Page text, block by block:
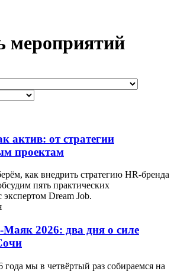
мероприятий
актив: от стратегии
проектам
как внедрить стратегию HR-бренда
пять практических
Dream Job.
2026: два дня о силе
года мы в четвёртый раз собираемся на